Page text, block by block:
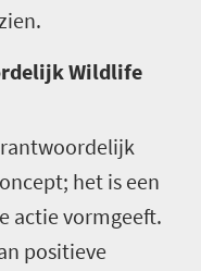
Wildlife
het is een
actie vormgeeft.
positieve